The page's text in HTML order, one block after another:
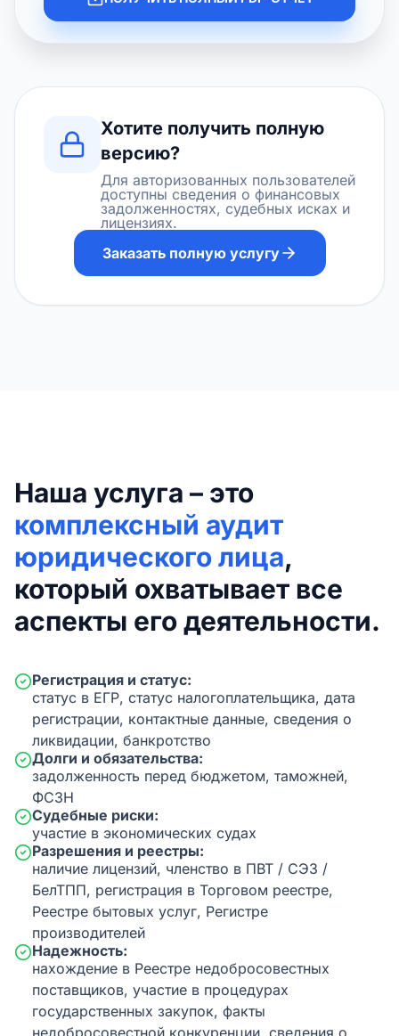
Хотите получить полную
версию?
Для авторизованных пользователей
доступны сведения о финансовых
задолженностях, судебных исках и
лицензиях.
Заказать полную услугу
Наша услуга – это
комплексный аудит
юридического лица,
который охватывает все
аспекты его деятельности.
Регистрация и статус:
статус в ЕГР, статус налогоплательщика, дата
регистрации, контактные данные, сведения о
ликвидации, банкротство
Долги и обязательства:
задолженность перед бюджетом, таможней,
ФСЗН
Судебные риски:
участие в экономических судах
Разрешения и реестры:
наличие лицензий, членство в ПВТ / СЭЗ /
БелТПП, регистрация в Торговом реестре,
Реестре бытовых услуг, Регистре
производителей
Надежность:
нахождение в Реестре недобросовестных
поставщиков, участие в процедурах
государственных закупок, факты
недобросовестной конкуренции, сведения о